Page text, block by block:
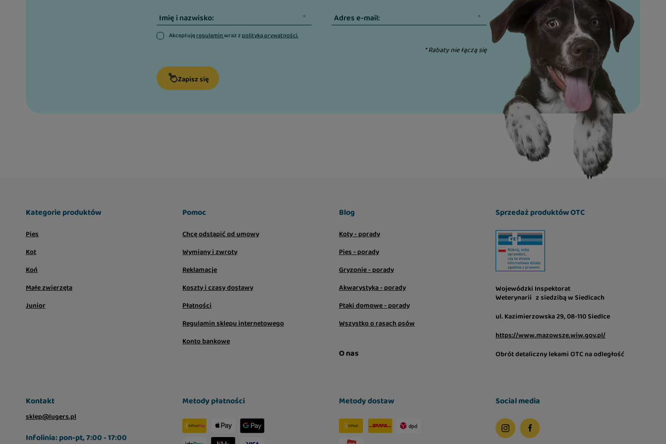
Imię i nazwisko: Adres e-mail:
Akceptujęregulaminwraz zpolityką prywatności.
* Rabaty nie łączą się
Zapisz się
Kategorie produktów
Pies
Kot
Koń
Małe zwierzęta
Junior
Pomoc
Chcę odstąpić od umowy
Wymiany i zwroty
Reklamacje
Koszty i czasy dostawy
Płatności
Regulamin sklepu internetowego
Konto bankowe
Blog
Koty - porady
Pies - porady
Gryzonie - porady
Akwarystyka - porady
Ptaki domowe - porady
Wszystko o rasach psów
O nas
Sprzedaż produktów OTC
Wojewódzki Inspektorat
Weterynarii z siedzibą w Siedlcach
ul. Kazimierzowska 29, 08-110 Siedlce
https://www.mazowsze.wiw.gov.pl/
Obrót detaliczny lekami OTC na odległość
Kontakt
sklep@lugers.pl
Infolinia: pon-pt, 7:00 - 17:00
Metody płatności Metody dostaw Social media